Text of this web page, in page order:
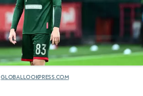
GLOBALLOOKPRESS.COM